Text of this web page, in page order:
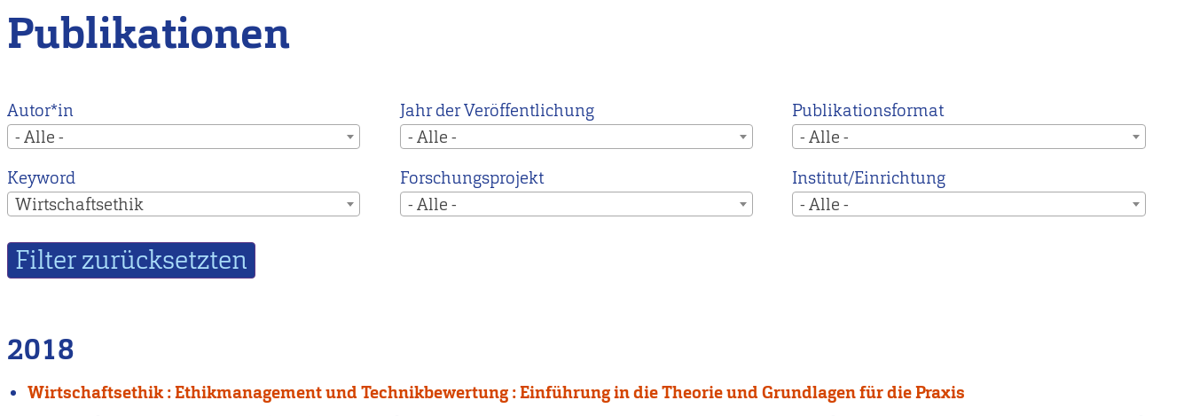
Inhalt
main
page
Publikationen
Autor*in
- Alle -
Jahr der Veröffentlichung
- Alle -
Publikationsformat
- Alle -
Keyword
Wirtschaftsethik
Forschungsprojekt
- Alle -
Institut/Einrichtung
- Alle -
2018
Wirtschaftsethik : Ethikmanagement und Technikbewertung : Einführung in die Theorie und Grundlagen für die Praxis